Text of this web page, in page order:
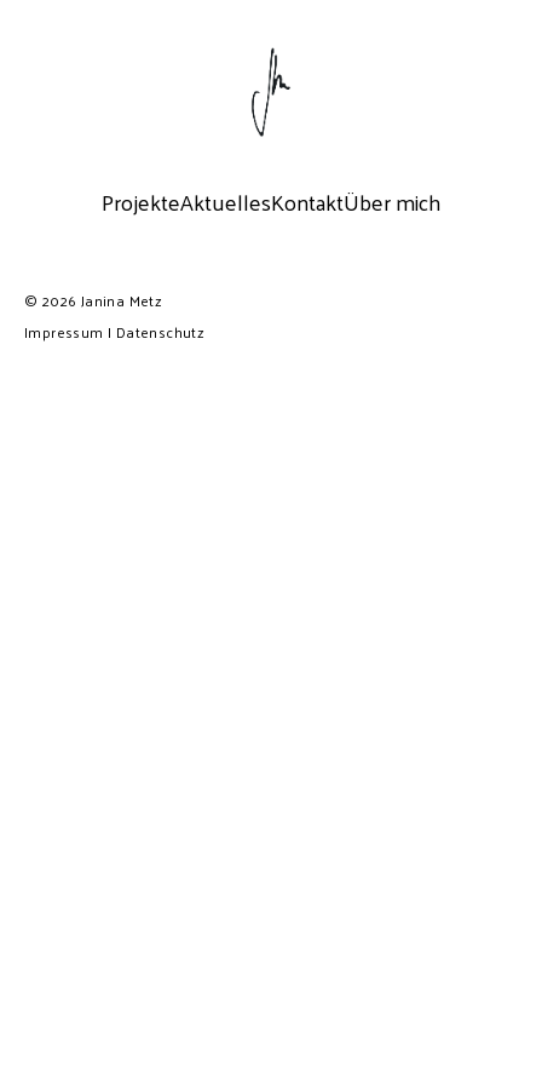
ProjekteAktuellesKontaktÜber mich
No posts found for your tag,
© 2026 Janina Metz
Impressum I Datenschutz